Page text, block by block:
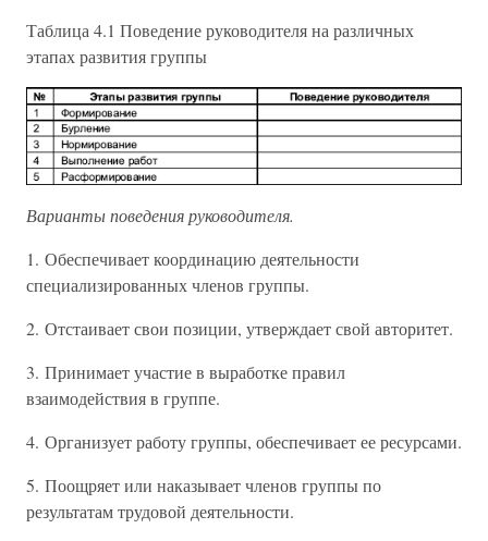
Таблица 4.1 Поведение руководителя на различных
этапах развития группы
Варианты поведения руководителя.
1. Обеспечивает координацию деятельности
специализированных членов группы.
2. Отстаивает свои позиции, утверждает свой авторитет.
3. Принимает участие в выработке правил
взаимодействия в группе.
4. Организует работу группы, обеспечивает ее ресурсами.
5. Поощряет или наказывает членов группы по
результатам трудовой деятельности.